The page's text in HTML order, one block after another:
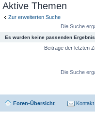
Aktive Themen
Zur erweiterten Suche
Die Suche
Es wurden keine passenden
Beiträge der letzten
Die Suche
Foren-Übersicht Kontakt